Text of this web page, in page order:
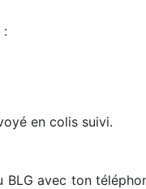
:
en colis suivi.
avec ton